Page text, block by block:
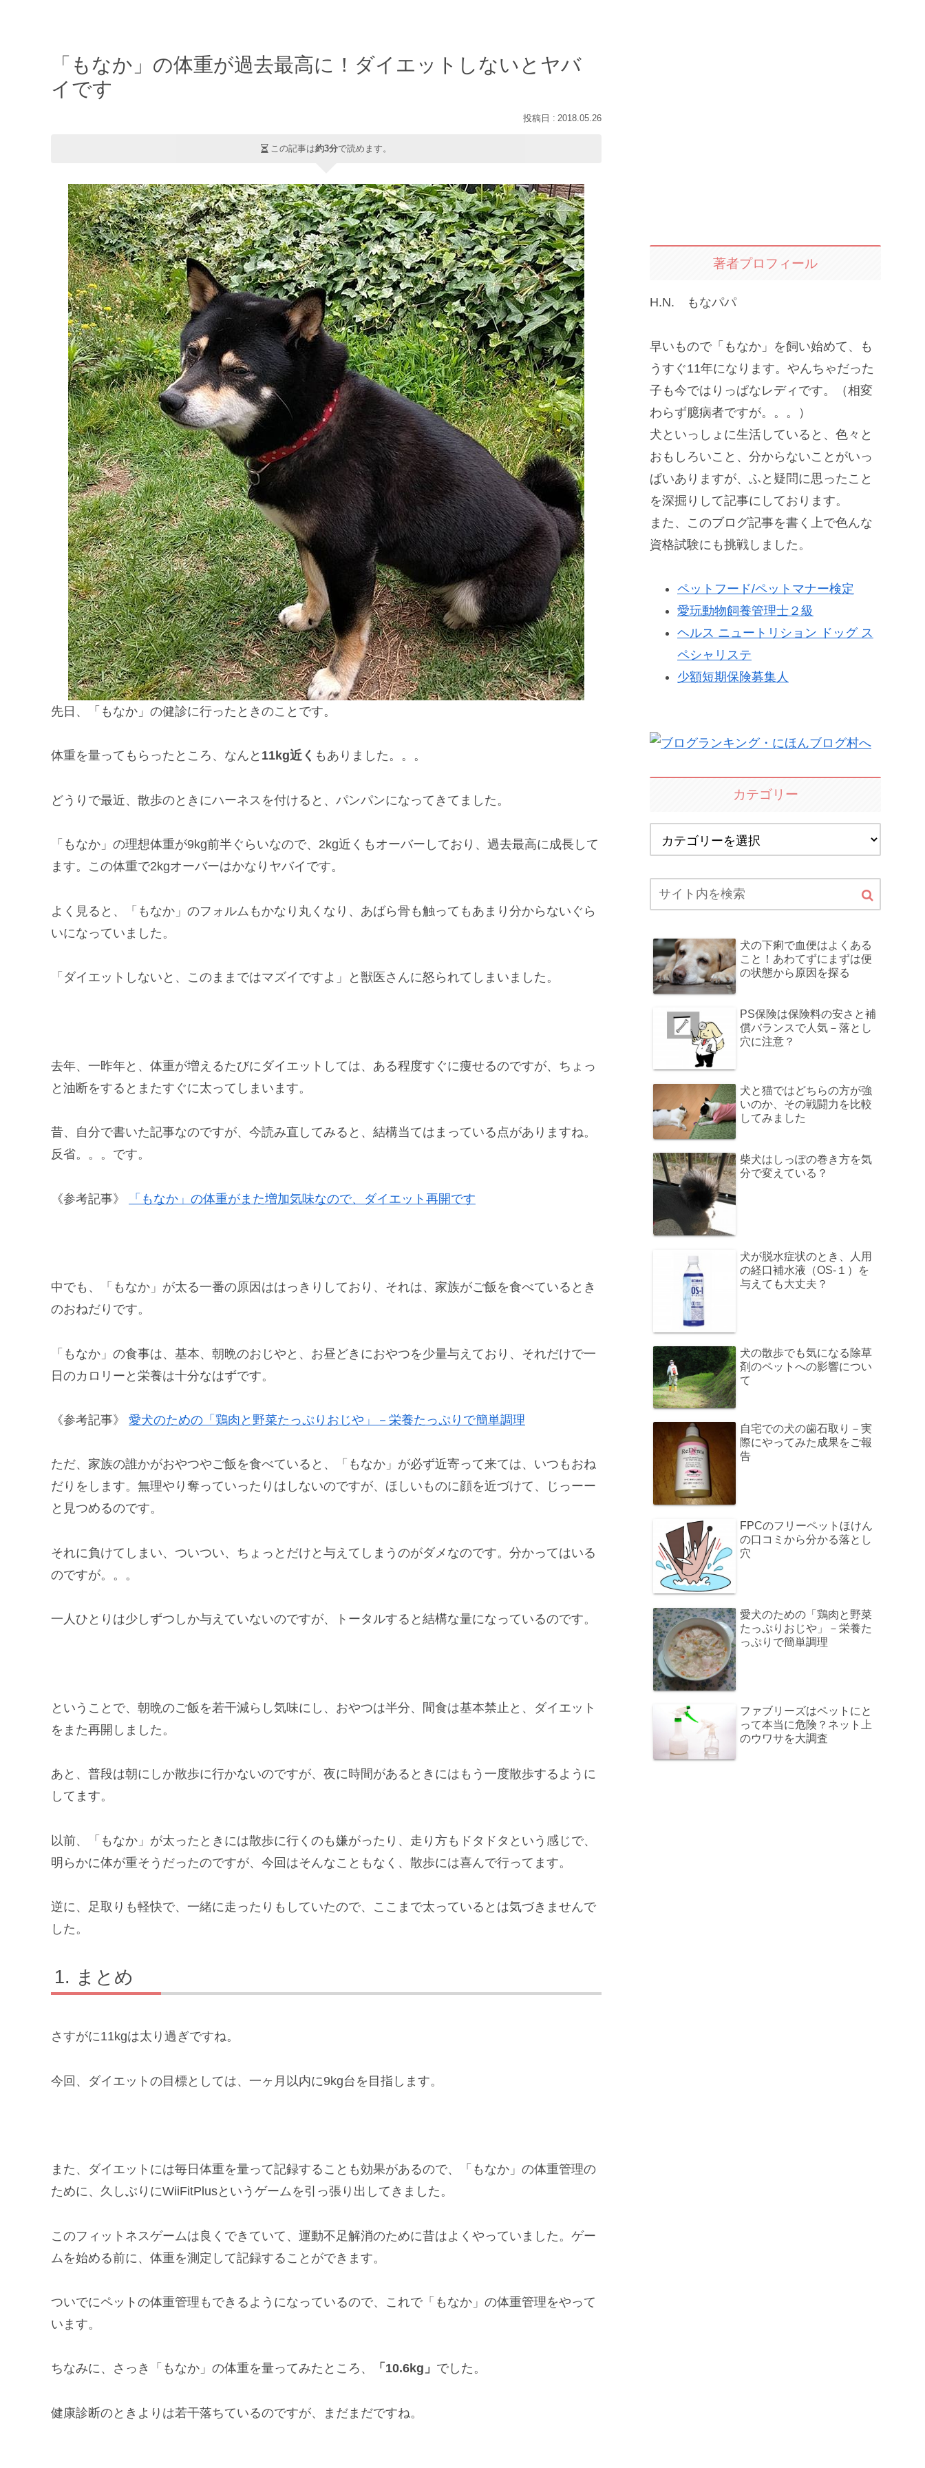
「もなか」の体重が過去最高に！ダイエットしないとヤバ
イです
2018.05.26
この記事は約3分で読めます。
先日、「もなか」の健診に行ったときのことです。
体重を量ってもらったところ、なんと 11kg近く もありました。。。
どうりで最近、散歩のときにハーネスを付けると、パンパンになってきてました。
「もなか」の理想体重が9kg前半ぐらいなので、2kg近くもオーバーしており、過去最高に成長して
ます。この体重で2kgオーバーはかなりヤバイです。
よく見ると、「もなか」のフォルムもかなり丸くなり、あばら骨も触ってもあまり分からないぐら
いになっていました。
「ダイエットしないと、このままではマズイですよ」と獣医さんに怒られてしまいました。
去年、一昨年と、体重が増えるたびにダイエットしては、ある程度すぐに痩せるのですが、ちょっ
と油断をするとまたすぐに太ってしまいます。
昔、自分で書いた記事なのですが、今読み直してみると、結構当てはまっている点がありますね。
反省。。。です。
《参考記事》 「もなか」の体重がまた増加気味なので、ダイエット再開です
中でも、「もなか」が太る一番の原因ははっきりしており、それは、家族がご飯を食べているとき
のおねだりです。
「もなか」の食事は、基本、朝晩のおじやと、お昼どきにおやつを少量与えており、それだけで一
日のカロリーと栄養は十分なはずです。
《参考記事》 愛犬のための「鶏肉と野菜たっぷりおじや」－栄養たっぷりで簡単調理
ただ、家族の誰かがおやつやご飯を食べていると、「もなか」が必ず近寄って来ては、いつもおね
だりをします。無理やり奪っていったりはしないのですが、ほしいものに顔を近づけて、じっーー
と見つめるのです。
それに負けてしまい、ついつい、ちょっとだけと与えてしまうのがダメなのです。分かってはいる
のですが。。。
一人ひとりは少しずつしか与えていないのですが、トータルすると結構な量になっているのです。
ということで、朝晩のご飯を若干減らし気味にし、おやつは半分、間食は基本禁止と、ダイエット
をまた再開しました。
あと、普段は朝にしか散歩に行かないのですが、夜に時間があるときにはもう一度散歩するように
してます。
以前、「もなか」が太ったときには散歩に行くのも嫌がったり、走り方もドタドタという感じで、
明らかに体が重そうだったのですが、今回はそんなこともなく、散歩には喜んで行ってます。
逆に、足取りも軽快で、一緒に走ったりもしていたので、ここまで太っているとは気づきませんで
した。
まとめ
さすがに11kgは太り過ぎですね。
今回、ダイエットの目標としては、一ヶ月以内に9kg台を目指します。
また、ダイエットには毎日体重を量って記録することも効果があるので、「もなか」の体重管理の
ために、久しぶりにWiiFitPlusというゲームを引っ張り出してきました。
このフィットネスゲームは良くできていて、運動不足解消のために昔はよくやっていました。ゲー
ムを始める前に、体重を測定して記録することができます。
ついでにペットの体重管理もできるようになっているので、これで「もなか」の体重管理をやって
います。
ちなみに、さっき「もなか」の体重を量ってみたところ、 「10.6kg」 でした。
健康診断のときよりは若干落ちているのですが、まだまだですね。
著者プロフィール
H.N. もなパパ
早いもので「もなか」を飼い始めて、も
うすぐ11年になります。やんちゃだった
子も今ではりっぱなレディです。（相変
わらず臆病者ですが。。。）
犬といっしょに生活していると、色々と
おもしろいこと、分からないことがいっ
ぱいありますが、ふと疑問に思ったこと
を深掘りして記事にしております。
また、このブログ記事を書く上で色んな
資格試験にも挑戦しました。
ペットフード/ペットマナー検定
愛玩動物飼養管理士２級
ヘルス ニュートリション ドッグ ス
ペシャリステ
少額短期保険募集人
カテゴリー
犬の下痢で血便はよくある
こと！あわてずにまずは便
の状態から原因を探る
PS保険は保険料の安さと補
償バランスで人気－落とし
穴に注意？
犬と猫ではどちらの方が強
いのか、その戦闘力を比較
してみました
柴犬はしっぽの巻き方を気
分で変えている？
犬が脱水症状のとき、人用
の経口補水液（OS-１）を
与えても大丈夫？
犬の散歩でも気になる除草
剤のペットへの影響につい
て
自宅での犬の歯石取り－実
際にやってみた成果をご報
告
FPCのフリーペットほけん
の口コミから分かる落とし
穴
愛犬のための「鶏肉と野菜
たっぷりおじや」－栄養た
っぷりで簡単調理
ファブリーズはペットにと
って本当に危険？ネット上
のウワサを大調査